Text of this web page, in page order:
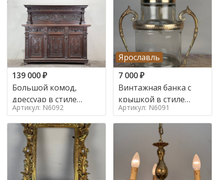
139 000₽
Большой комод,
дрессуар в стиле
ренессанс,
Артикул: N6092
Ярославль
7 000₽
Винтажная банка с
крышкой в стиле
Италия,
Артикул: N6091